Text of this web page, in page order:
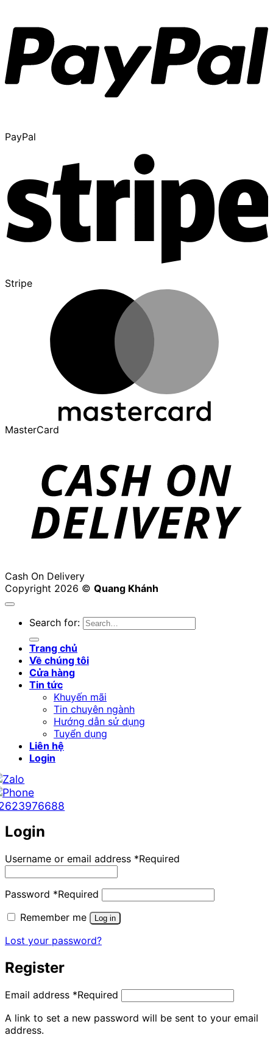
PayPal
Stripe
MasterCard
Cash On Delivery
Copyright 2026 © Quang Khánh
Search for:
Trang chủ
Về chúng tôi
Cửa hàng
Tin tức
Khuyến mãi
Tin chuyên ngành
Hướng dẫn sử dụng
Tuyển dụng
Liên hệ
Login
Login
Username or email address *Required
Password *Required
Remember me
Log in
Lost your password?
Register
Email address *Required
A link to set a new password will be sent to your email
address.